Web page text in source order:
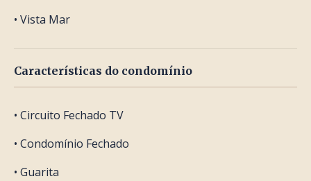
• Vista Mar
Características do condomínio
• Circuito Fechado TV
• Condomínio Fechado
• Guarita